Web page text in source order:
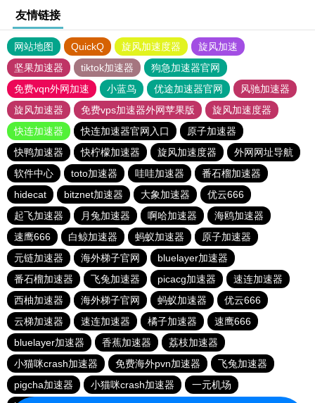
友情链接
网站地图 QuickQ 旋风加速度器
旋风加速
坚果加速器
tiktok加速器
狗急加速器官网
免费vqn外网加速
小蓝鸟 优途加速器官网
风驰加速器
旋风加速器
免费vps加速器外网苹果版
旋风加速度器
快连加速器
快连加速器官网入口
原子加速器
快鸭加速器
快柠檬加速器 旋风加速度器
外网网址导航
软件中心
toto加速器 哇哇加速器
番石榴加速器
hidecat
bitznet加速器 大象加速器
优云666
起飞加速器
月兔加速器 啊哈加速器
海鸥加速器
速鹰666
白鲸加速器 蚂蚁加速器
原子加速器
元链加速器
海外梯子官网
bluelayer加速器
番石榴加速器
飞兔加速器 picacg加速器
速连加速器
西柚加速器
海外梯子官网 蚂蚁加速器
优云666
云梯加速器
速连加速器 橘子加速器
速鹰666
bluelayer加速器
香蕉加速器
荔枝加速器
小猫咪crash加速器
免费海外pvn加速器
飞兔加速器
pigcha加速器
小猫咪crash加速器
一元机场